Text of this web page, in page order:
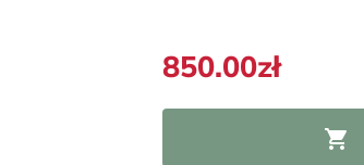
850.00zł
